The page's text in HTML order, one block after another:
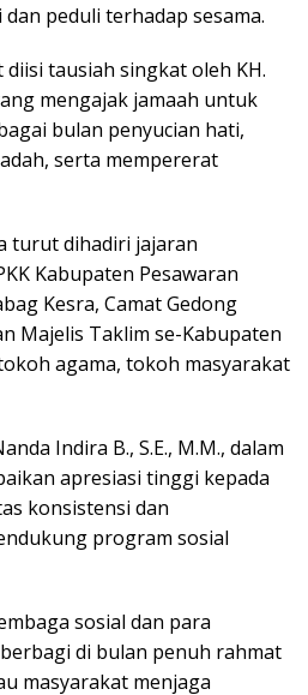
peduli terhadap sesama.
tausiah singkat oleh KH.
mengajak jamaah untuk
bulan penyucian hati,
serta mempererat
turut dihadiri jajaran
Kabupaten Pesawaran
Kesra, Camat Gedong
Majelis Taklim se-Kabupaten
agama, tokoh masyarakat
Indira B., S.E., M.M., dalam
apresiasi tinggi kepada
konsistensi dan
program sosial
sosial dan para
di bulan penuh rahmat
masyarakat menjaga